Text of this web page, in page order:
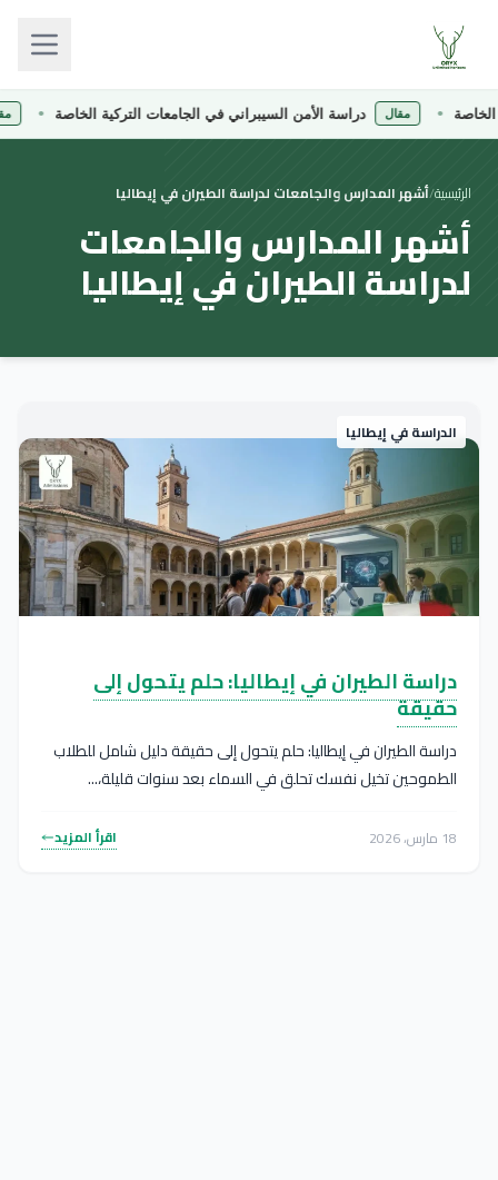
مقال دراسة الأمن السيبراني في الجامعات التركية الخاصة مقال
الرئيسية/أشهر المدارس والجامعات لدراسة الطيران في إيطاليا
أشهر المدارس والجامعات
لدراسة الطيران في إيطاليا
الدراسة في إيطاليا
دراسة الطيران في إيطاليا: حلم يتحول إلى
حقيقة
دراسة الطيران في إيطاليا: حلم يتحول إلى حقيقة دليل شامل للطلاب
الطموحين تخيل نفسك تحلق في السماء بعد سنوات قليلة،...
18 مارس، 2026 اقرأ المزيد